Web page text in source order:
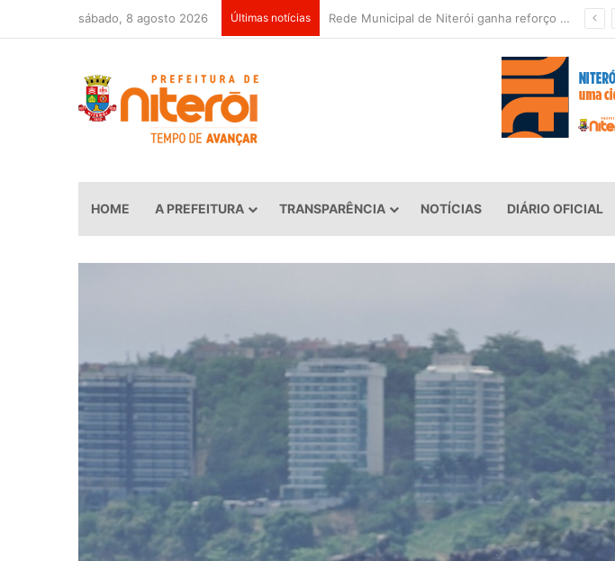
sábado, 8 agosto 2026 Últimas notícias Niterói fecha parques e suspende aulas devido à previsão de ventos fortes
HOME A PREFEITURA TRANSPARÊNCIA NOTÍCIAS DIÁRIO OFICIAL